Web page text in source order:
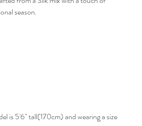
season.
is 5'6" tall(170cm) and wearing a size